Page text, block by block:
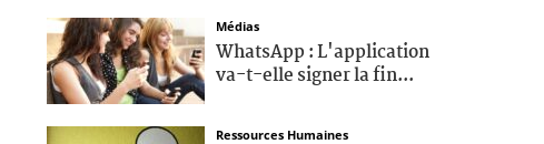
Médias
WhatsApp : L'application
va-t-elle signer la fin...
Ressources Humaines